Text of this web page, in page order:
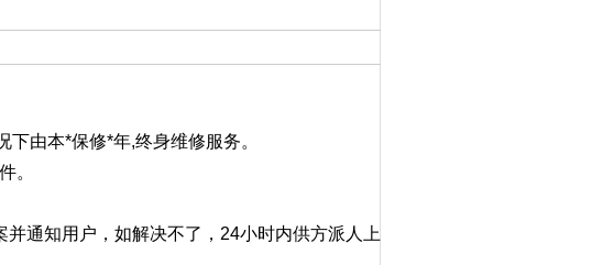
由本*保修*年,终身维修服务。
。
通知用户，如解决不了，24小时内供方派人上门服